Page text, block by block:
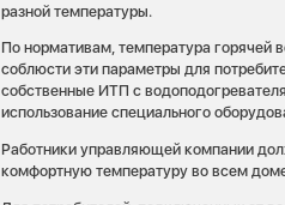
разной температуры.
По нормативам, температура горячей
соблюсти эти параметры для
собственные ИТП с
использование специального
Работники управляющей компании
комфортную температуру во всем